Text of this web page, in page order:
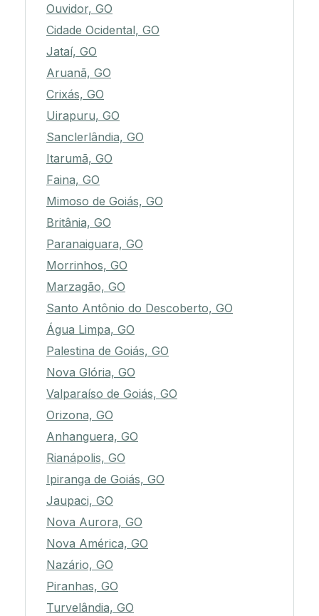
Ouvidor, GO
Cidade Ocidental, GO
Jataí, GO
Aruanã, GO
Crixás, GO
Uirapuru, GO
Sanclerlândia, GO
Itarumã, GO
Faina, GO
Mimoso de Goiás, GO
Britânia, GO
Paranaiguara, GO
Morrinhos, GO
Marzagão, GO
Santo Antônio do Descoberto, GO
Água Limpa, GO
Palestina de Goiás, GO
Nova Glória, GO
Valparaíso de Goiás, GO
Orizona, GO
Anhanguera, GO
Rianápolis, GO
Ipiranga de Goiás, GO
Jaupaci, GO
Nova Aurora, GO
Nova América, GO
Nazário, GO
Piranhas, GO
Turvelândia, GO